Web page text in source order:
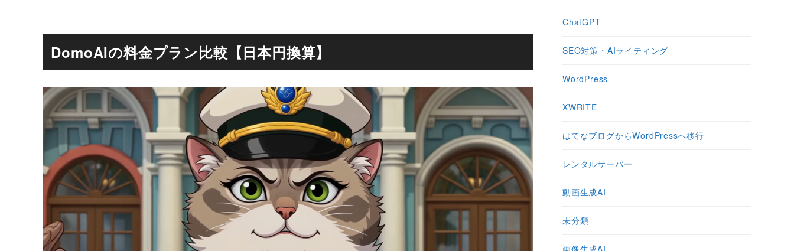
DomoAIの料金プラン比較【日本円換算】
ChatGPT
SEO対策・AIライティング
WordPress
XWRITE
はてなブログからWordPressへ移行
レンタルサーバー
動画生成AI
未分類
画像生成AI